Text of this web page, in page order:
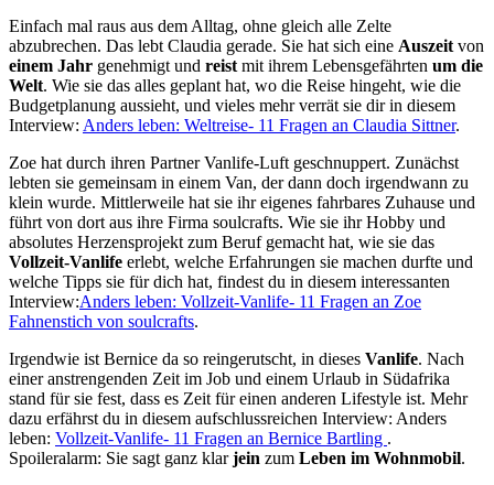
Einfach mal raus aus dem Alltag, ohne gleich alle Zelte
abzubrechen. Das lebt Claudia gerade. Sie hat sich eine Auszeit von
einem Jahr genehmigt und reist mit ihrem Lebensgefährten um die
Welt. Wie sie das alles geplant hat, wo die Reise hingeht, wie die
Budgetplanung aussieht, und vieles mehr verrät sie dir in diesem
Interview: Anders leben: Weltreise- 11 Fragen an Claudia Sittner.
Zoe hat durch ihren Partner Vanlife-Luft geschnuppert. Zunächst
lebten sie gemeinsam in einem Van, der dann doch irgendwann zu
klein wurde. Mittlerweile hat sie ihr eigenes fahrbares Zuhause und
führt von dort aus ihre Firma soulcrafts. Wie sie ihr Hobby und
absolutes Herzensprojekt zum Beruf gemacht hat, wie sie das
Vollzeit-Vanlife erlebt, welche Erfahrungen sie machen durfte und
welche Tipps sie für dich hat, findest du in diesem interessanten
Interview:Anders leben: Vollzeit-Vanlife- 11 Fragen an Zoe
Fahnenstich von soulcrafts.
Irgendwie ist Bernice da so reingerutscht, in dieses Vanlife. Nach
einer anstrengenden Zeit im Job und einem Urlaub in Südafrika
stand für sie fest, dass es Zeit für einen anderen Lifestyle ist. Mehr
dazu erfährst du in diesem aufschlussreichen Interview: Anders
leben: Vollzeit-Vanlife- 11 Fragen an Bernice Bartling .
Spoileralarm: Sie sagt ganz klarjein zum Leben im Wohnmobil.